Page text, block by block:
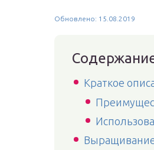
Обновлено: 15.08.2019
Краткое